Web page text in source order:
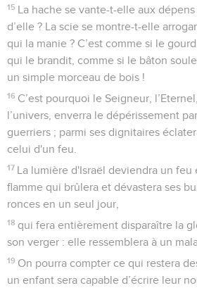
15 La hache se vante-t-elle aux
d’elle ? La scie se montre-t-elle
qui la manie ? C’est comme si le
qui le brandit, comme si le bâton
un simple morceau de bois !
16 C’est pourquoi le Seigneur,
l’univers, enverra le dépérissement
guerriers ; parmi ses dignitaires
celui d'un feu.
17 La lumière d'Israël deviendra un feu
flamme qui brûlera et dévastera ses
ronces en un seul jour,
18 qui fera entièrement disparaître la
son verger : elle ressemblera à un
19 On pourra compter ce qui restera
un enfant sera capable d’écrire leur